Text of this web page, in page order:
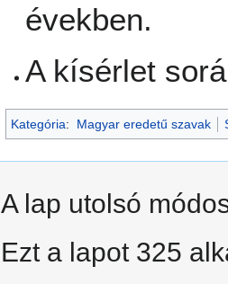
években.
A kísérlet
Kategória: Magyar eredetű szavak
A lap utolsó
Ezt a lapot 325